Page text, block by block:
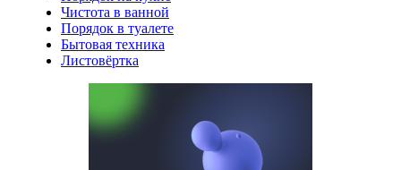
Чистота в ванной
Порядок в туалете
Бытовая техника
Листовёртка